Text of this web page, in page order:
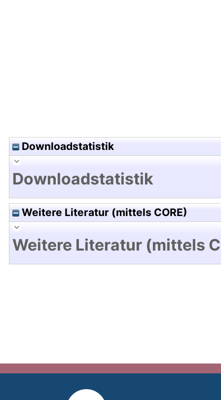
Downloadstatistik
Downloadstatistik
Weitere Literatur (mittels CORE)
Weitere Literatur (mittels